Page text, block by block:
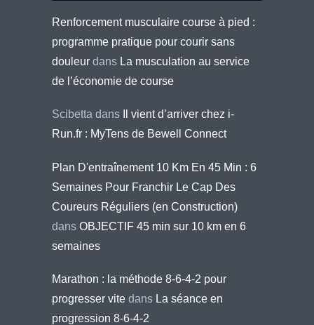
Renforcement musculaire course à pied :
programme pratique pour courir sans
douleur dans La musculation au service
de l’économie de course
Scibetta dans
Il vient d’arriver chez i-
Run.fr : MyTens de Bewell Connect
Plan D'entraînement 10 Km En 45 Min : 6
Semaines Pour Franchir Le Cap Des
Coureurs Réguliers (en Construction)
dans OBJECTIF 45 min sur 10 km en 6
semaines
Marathon : la méthode 8-6-4-2 pour
progresser vite dans La séance en
progression 8-6-4-2